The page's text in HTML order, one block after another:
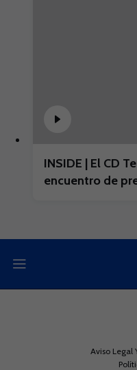
INSIDE | El CD
encuentro de
Aviso Legal